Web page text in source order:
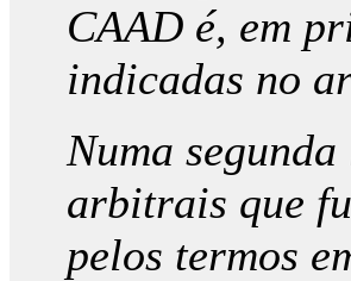
CAAD é, em
indicadas no
Numa
arbitrais que
pelos termos